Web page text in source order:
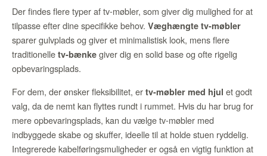
Der findes flere typer af tv-møbler, som giver dig mulighed for at
tilpasse efter dine specifikke behov. Væghængte tv-møbler
sparer gulvplads og giver et minimalistisk look, mens flere
traditionelle tv-bænke giver dig en solid base og ofte rigelig
opbevaringsplads.
For dem, der ønsker fleksibilitet, er tv-møbler med hjul et godt
valg, da de nemt kan flyttes rundt i rummet. Hvis du har brug for
mere opbevaringsplads, kan du vælge tv-møbler med
indbyggede skabe og skuffer, ideelle til at holde stuen ryddelig.
Integrerede kabelføringsmuligheder er også en vigtig funktion at